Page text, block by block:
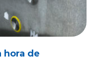
hora de